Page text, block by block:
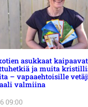
asukkaat kaipaavat
ja muita
– vapaaehtoisille
valmiina
09:00